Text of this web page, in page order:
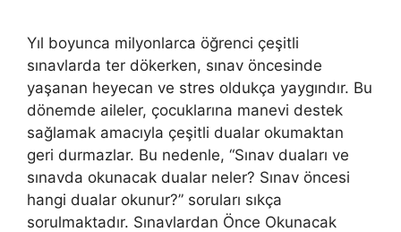
Yıl boyunca milyonlarca öğrenci çeşitli
sınavlarda ter dökerken, sınav öncesinde
yaşanan heyecan ve stres oldukça yaygındır. Bu
dönemde aileler, çocuklarına manevi destek
sağlamak amacıyla çeşitli dualar okumaktan
geri durmazlar. Bu nedenle, “Sınav duaları ve
sınavda okunacak dualar neler? Sınav öncesi
hangi dualar okunur?” soruları sıkça
sorulmaktadır. Sınavlardan Önce Okunacak